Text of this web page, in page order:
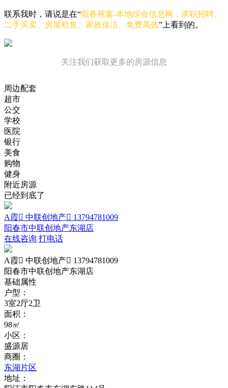
联系我时，请说是在“阳春视窗-本地综合信息网，求职招聘、
二手买卖、房屋租售、家政保洁、免费高效”上看到的。
关注我们获取更多的房源信息
周边配套
超市
公交
学校
医院
银行
美食
购物
健身
附近房源
已经到底了
A霞 中联创地产 13794781009
阳春市中联创地产东湖店
在线咨询 打电话
A霞 中联创地产 13794781009
阳春市中联创地产东湖店
基础属性
户型：
3室2厅2卫
面积：
98㎡
小区：
盛源居
商圈：
东湖片区
地址：